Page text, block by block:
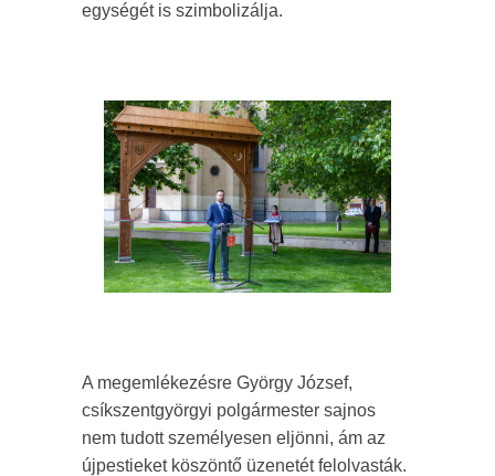
egységét is szimbolizálja.
A megemlékezésre György József,
csíkszentgyörgyi polgármester sajnos
nem tudott személyesen eljönni, ám az
újpestieket köszöntő üzenetét felolvasták.